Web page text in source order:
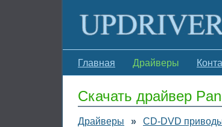
Главная Драйверы
Скачать драйвер
Драйверы » CD-DVD